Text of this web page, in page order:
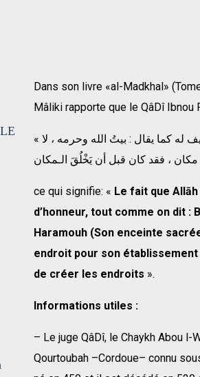
Dans son livre «al-Madkhal»
Mâliki rapporte que le QâDî Ibnou
« وإضافته – أي العرش – إلى الله تعالى إنَّما هو بمعنى التشريف له كما يقال : بيتُ الله وحرمه ، لا
ce qui signifie: « Le fait que
d’honneur, tout comme on dit :
Haramouh (Son enceinte
endroit pour son établissement
de créer les endroits ».
Informations utiles :
– Le juge QâDî, le Chaykh Abou l-
Qourtoubah –Cordoue– connu